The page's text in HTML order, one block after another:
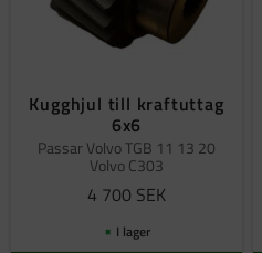
Kugghjul till kraftuttag
6x6
Passar Volvo TGB 11 13 20
Volvo C303
4 700 SEK
I lager